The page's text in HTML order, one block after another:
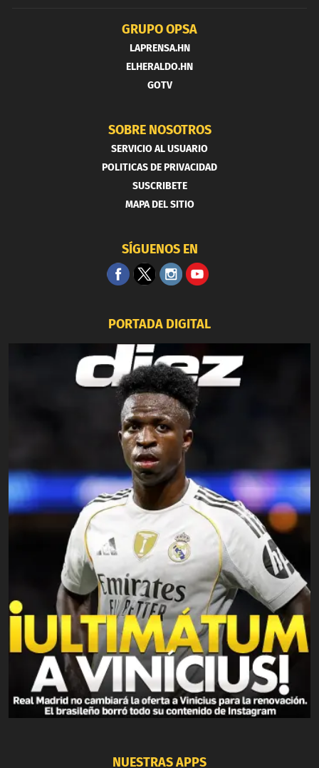
GRUPO OPSA
LAPRENSA.HN
ELHERALDO.HN
GOTV
SOBRE NOSOTROS
SERVICIO AL USUARIO
POLITICAS DE PRIVACIDAD
SUSCRIBETE
MAPA DEL SITIO
SÍGUENOS EN
PORTADA DIGITAL
NUESTRAS APPS